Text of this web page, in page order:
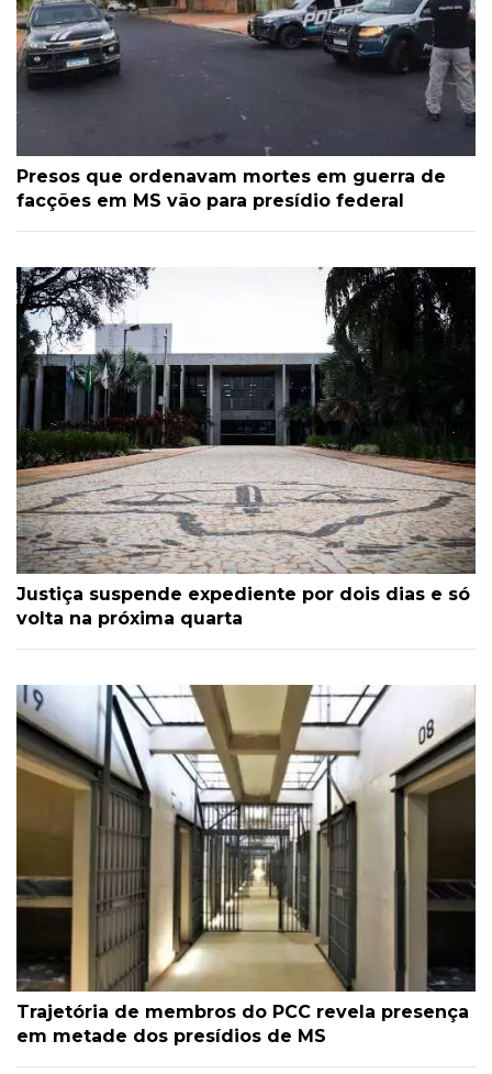
Presos que ordenavam mortes em guerra de
facções em MS vão para presídio federal
Justiça suspende expediente por dois dias e só
volta na próxima quarta
Trajetória de membros do PCC revela presença
em metade dos presídios de MS